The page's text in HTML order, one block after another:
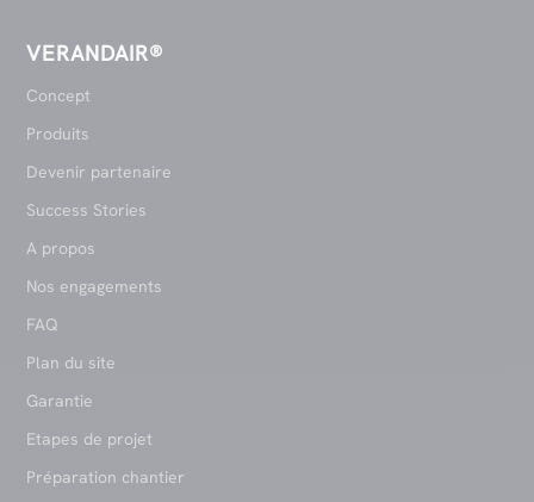
VERANDAIR®
Concept
Produits
Devenir partenaire
Success Stories
A propos
Nos engagements
FAQ
Plan du site
Garantie
Etapes de projet
Préparation chantier